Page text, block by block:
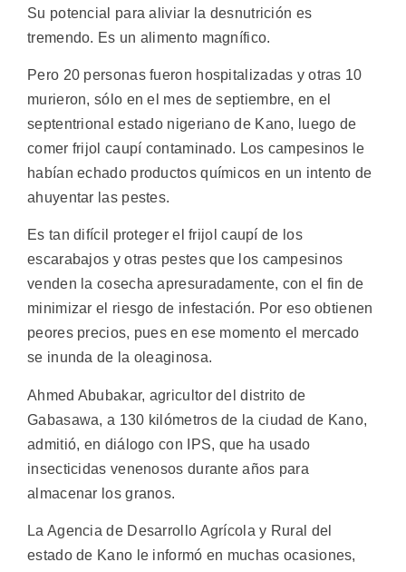
Su potencial para aliviar la desnutrición es
tremendo. Es un alimento magnífico.
Pero 20 personas fueron hospitalizadas y otras 10
murieron, sólo en el mes de septiembre, en el
septentrional estado nigeriano de Kano, luego de
comer frijol caupí contaminado. Los campesinos le
habían echado productos químicos en un intento de
ahuyentar las pestes.
Es tan difícil proteger el frijol caupí de los
escarabajos y otras pestes que los campesinos
venden la cosecha apresuradamente, con el fin de
minimizar el riesgo de infestación. Por eso obtienen
peores precios, pues en ese momento el mercado
se inunda de la oleaginosa.
Ahmed Abubakar, agricultor del distrito de
Gabasawa, a 130 kilómetros de la ciudad de Kano,
admitió, en diálogo con IPS, que ha usado
insecticidas venenosos durante años para
almacenar los granos.
La Agencia de Desarrollo Agrícola y Rural del
estado de Kano le informó en muchas ocasiones,